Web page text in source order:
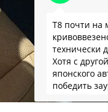
Т8 почти на
технически
Хотя с
японского
победить